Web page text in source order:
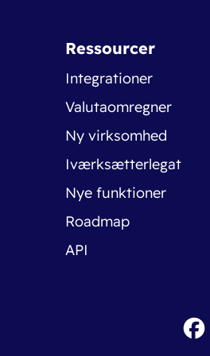
Ressourcer
Integrationer
Valutaomregner
Ny virksomhed
Iværksætterlegat
Nye funktioner
Roadmap
API